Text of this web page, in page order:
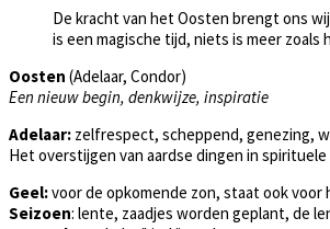
De kracht van het Oosten brengt ons
is een magische tijd, niets is meer zoals
Oosten (Adelaar, Condor)
Een nieuw begin, denkwijze, inspiratie
Adelaar: zelfrespect, scheppend, genezing,
Het overstijgen van aardse dingen in
Geel:voor de opkomende zon, staat ook
Seizoen: lente, zaadjes worden geplant, de